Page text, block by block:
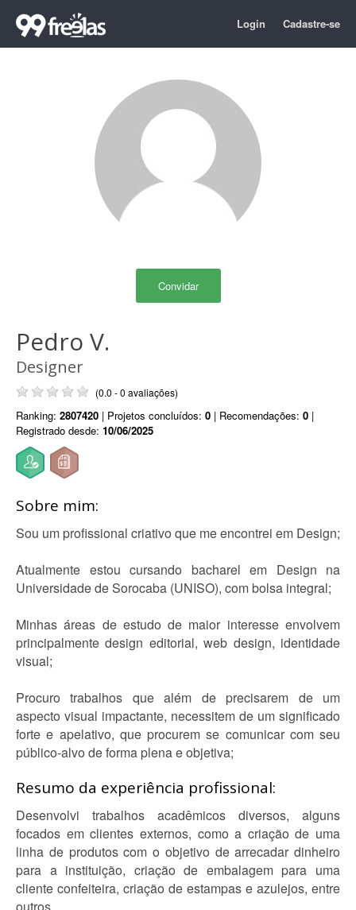
Login Cadastre-se
Convidar
Pedro V.
Designer
(0.0 - 0 avaliações)
Ranking: 2807420 | Projetos concluídos: 0 | Recomendações: 0 |
Registrado desde: 10/06/2025
Sobre mim:
Sou um profissional criativo que me encontrei em Design;
Atualmente estou cursando bacharel em Design na
Universidade de Sorocaba (UNISO), com bolsa integral;
Minhas áreas de estudo de maior interesse envolvem
principalmente design editorial, web design, identidade
visual;
Procuro trabalhos que além de precisarem de um
aspecto visual impactante, necessitem de um significado
forte e apelativo, que procurem se comunicar com seu
público-alvo de forma plena e objetiva;
Resumo da experiência profissional:
Desenvolvi trabalhos acadêmicos diversos, alguns
focados em clientes externos, como a criação de uma
linha de produtos com o objetivo de arrecadar dinheiro
para a instituição, criação de embalagem para uma
cliente confeiteira, criação de estampas e azulejos, entre